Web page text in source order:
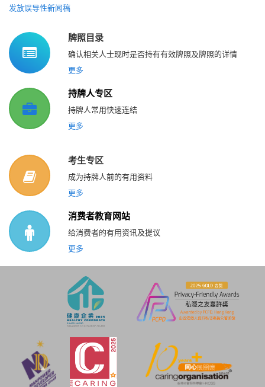
发放误导性新闻稿
牌照目录
确认相关人士现时是否持有有效牌照及牌照的详情
更多
持牌人专区
持牌人常用快速连结
更多
考生专区
成为持牌人前的有用资料
更多
消费者教育网站
给消费者的有用资讯及提议
更多